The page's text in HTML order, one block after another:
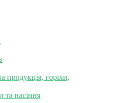
продукція, горіхи,
та насіння